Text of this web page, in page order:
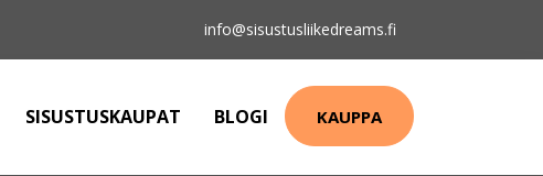
info@sisustusliikedreams.fi
SISUSTUSKAUPAT BLOGI KAUPPA